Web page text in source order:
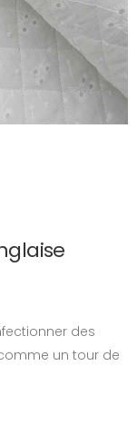
des
un tour de